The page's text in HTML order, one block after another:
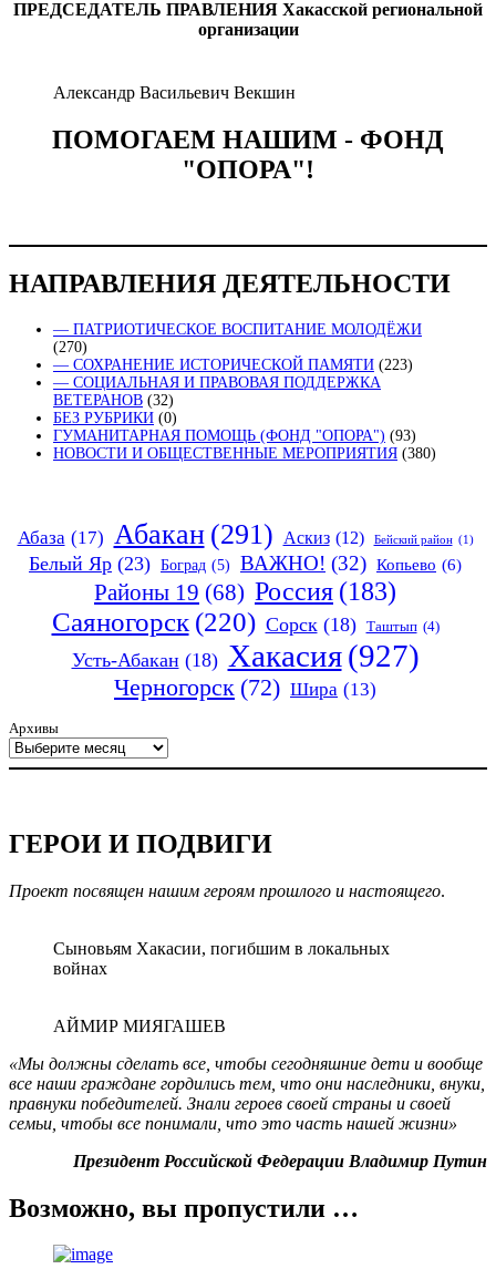
ПРЕДСЕДАТЕЛЬ ПРАВЛЕНИЯ Хакасской региональной
организации
Александр Васильевич Векшин
ПОМОГАЕМ НАШИМ - ФОНД
"ОПОРА"!
НАПРАВЛЕНИЯ ДЕЯТЕЛЬНОСТИ
— ПАТРИОТИЧЕСКОЕ ВОСПИТАНИЕ МОЛОДЁЖИ
(270)
— СОХРАНЕНИЕ ИСТОРИЧЕСКОЙ ПАМЯТИ (223)
— СОЦИАЛЬНАЯ И ПРАВОВАЯ ПОДДЕРЖКА
ВЕТЕРАНОВ (32)
БЕЗ РУБРИКИ (0)
ГУМАНИТАРНАЯ ПОМОЩЬ (ФОНД "ОПОРА") (93)
НОВОСТИ И ОБЩЕСТВЕННЫЕ МЕРОПРИЯТИЯ (380)
Абаза (17) Абакан (291) Аскиз (12) Бейский район (1)
Белый Яр (23) Боград (5) ВАЖНО! (32) Копьево (6)
Районы 19 (68) Россия (183)
Саяногорск (220) Сорск (18) Таштып (4)
Усть-Абакан (18) Хакасия (927)
Черногорск (72) Шира (13)
Архивы
ГЕРОИ И ПОДВИГИ
Проект посвящен нашим героям прошлого и настоящего.
Сыновьям Хакасии, погибшим в локальных
войнах
АЙМИР МИЯГАШЕВ
«Мы должны сделать все, чтобы сегодняшние дети и вообще
все наши граждане гордились тем, что они наследники, внуки,
правнуки победителей. Знали героев своей страны и своей
семьи, чтобы все понимали, что это часть нашей жизни»
Президент Российской Федерации Владимир Путин
Возможно, вы пропустили …